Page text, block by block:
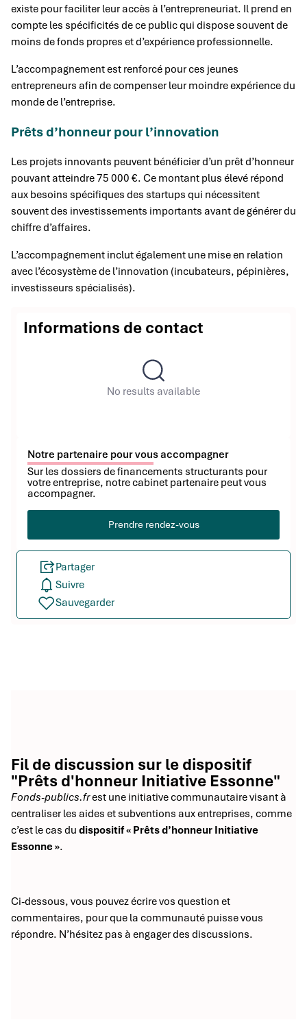
existe pour faciliter leur accès à l’entrepreneuriat. Il prend en
compte les spécificités de ce public qui dispose souvent de
moins de fonds propres et d’expérience professionnelle.
L’accompagnement est renforcé pour ces jeunes
entrepreneurs afin de compenser leur moindre expérience du
monde de l’entreprise.
Prêts d’honneur pour l’innovation
Les projets innovants peuvent bénéficier d’un prêt d’honneur
pouvant atteindre 75 000 €. Ce montant plus élevé répond
aux besoins spécifiques des startups qui nécessitent
souvent des investissements importants avant de générer du
chiffre d’affaires.
L’accompagnement inclut également une mise en relation
avec l’écosystème de l’innovation (incubateurs, pépinières,
investisseurs spécialisés).
Informations de contact
No results available
Notre partenaire pour vous accompagner
Sur les dossiers de financements structurants pour
votre entreprise, notre cabinet partenaire peut vous
accompagner.
Prendre rendez-vous
Partager
Suivre
Sauvegarder
Fil de discussion sur le dispositif
"Prêts d'honneur Initiative Essonne"
Fonds-publics.frest une initiative communautaire visant à
centraliser les aides et subventions aux entreprises, comme
c’est le cas du dispositif « Prêts d’honneur Initiative
Essonne ».
Ci-dessous, vous pouvez écrire vos question et
commentaires, pour que la communauté puisse vous
répondre. N’hésitez pas à engager des discussions.